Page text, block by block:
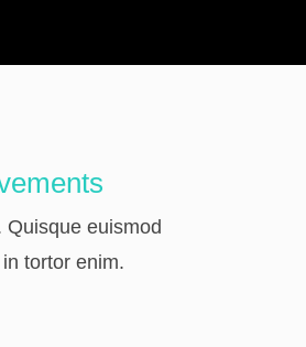
euismod
tortor enim.